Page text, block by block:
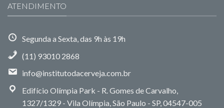
ATENDIMENTO
Segunda a Sexta, das 9h às 19h
(11) 93010 2868
info@institutodacerveja.com.br
Edifício Olímpia Park - R. Gomes de Carvalho,
1327/1329 - Vila Olímpia, São Paulo - SP, 04547-005